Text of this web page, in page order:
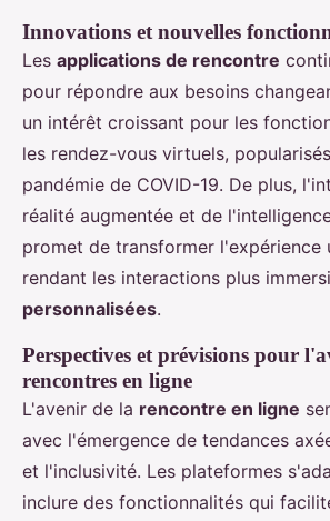
Innovations et nouvelles
Les applications de rencontre
pour répondre aux besoins
un intérêt croissant pour les
les rendez-vous virtuels,
pandémie de COVID-19. De plus,
réalité augmentée et de
promet de transformer l'expérience
rendant les interactions plus
personnalisées.
Perspectives et prévisions pour
rencontres en ligne
L'avenir de la rencontre en ligne
avec l'émergence de tendances
et l'inclusivité. Les plateformes
inclure des fonctionnalités qui